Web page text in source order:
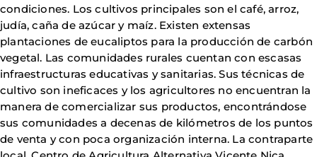
condiciones. Los cultivos principales son el café, arroz,
judía, caña de azúcar y maíz. Existen extensas
plantaciones de eucaliptos para la producción de carbón
vegetal. Las comunidades rurales cuentan con escasas
infraestructuras educativas y sanitarias. Sus técnicas de
cultivo son ineficaces y los agricultores no encuentran la
manera de comercializar sus productos, encontrándose
sus comunidades a decenas de kilómetros de los puntos
de venta y con poca organización interna. La contraparte